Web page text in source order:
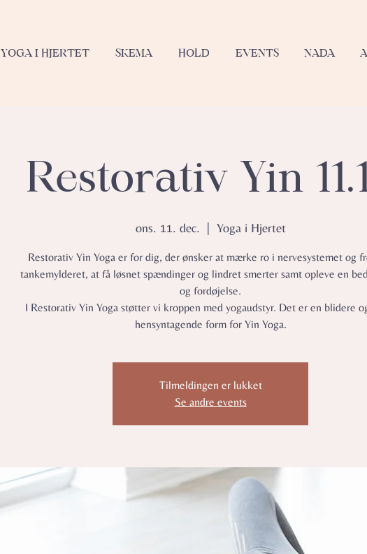
YOGA I HJERTET SKEMA HOLD EVENTS NADA
Restorativ Yin
ons. 11. dec. Yoga i Hjertet
Restorativ Yin Yoga er for dig, der ønsker at mærke ro i nervesystemet og
tankemylderet, at få løsnet spændinger og lindret smerter samt opleve en
og fordøjelse.
I Restorativ Yin Yoga støtter vi kroppen med yogaudstyr. Det er en blidere
hensyntagende form for Yin Yoga.
Tilmeldingen er lukket
Se andre events